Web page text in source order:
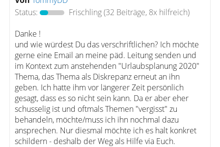
Status:
Frischling(32 Beiträge, 8x hilfreich)
Danke !
und wie würdest Du das verschriftlichen? Ich möchte
gerne eine Email an meine päd. Leitung senden und
im Kontext zum anstehenden "Urlaubsplanung 2020"
Thema, das Thema als Diskrepanz erneut an ihn
geben. Ich hatte ihm vor längerer Zeit persönlich
gesagt, dass es so nicht sein kann. Da er aber eher
schusselig ist und oftmals Themen "vergisst" zu
behandeln, möchte/muss ich ihn nochmal dazu
ansprechen. Nur diesmal möchte ich es halt konkret
schildern - deshalb der Weg als Hilfe via Euch.